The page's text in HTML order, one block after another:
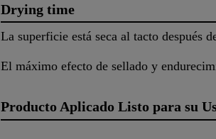
Drying time
La superficie está seca al tacto después
El máximo efecto de sellado y
Producto Aplicado Listo para su